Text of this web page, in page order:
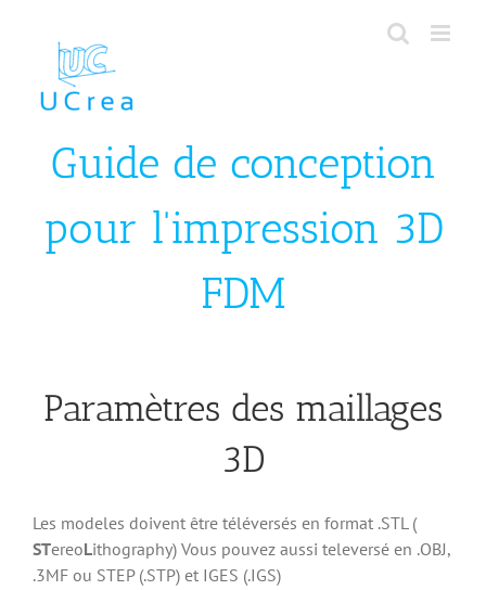
Guide de conception
pour l'impression 3D
FDM
Paramètres des maillages
3D
Les modeles doivent être téléversés en format .STL (
STereoLithography) Vous pouvez aussi televersé en .OBJ,
.3MF ou STEP (.STP) et IGES (.IGS)